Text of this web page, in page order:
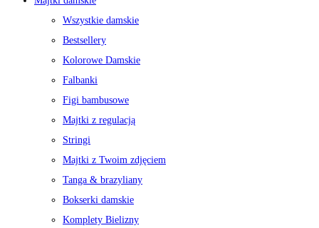
Wszystkie damskie
Bestsellery
Kolorowe Damskie
Falbanki
Figi bambusowe
Majtki z regulacją
Stringi
Majtki z Twoim zdjęciem
Tanga & brazyliany
Bokserki damskie
Komplety Bielizny